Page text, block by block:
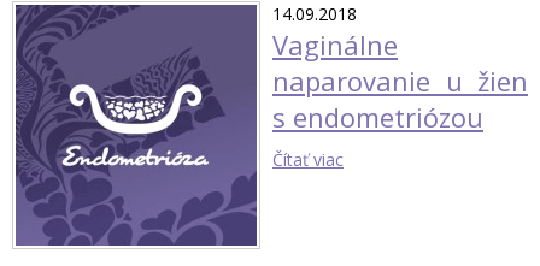
14.09.2018
Vaginálne
naparovanie u žien
s endometriózou
Čítať viac